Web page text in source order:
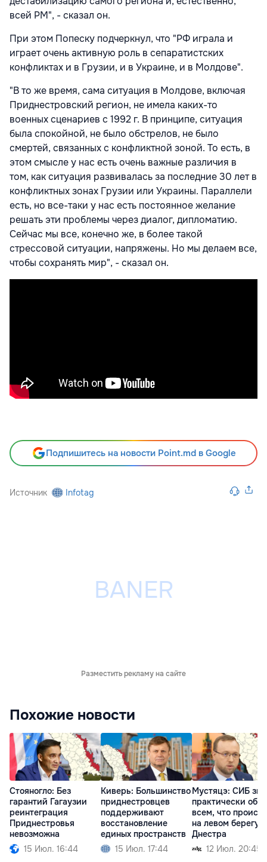
всей РМ", - сказал он.
При этом Попеску подчеркнул, что "РФ играла и
играет очень активную роль в сепаратистских
конфликтах и в Грузии, и в Украине, и в Молдове".
"В то же время, сама ситуация в Молдове, включая
Приднестровский регион, не имела каких-то
военных сценариев с 1992 г. В принципе, ситуация
была спокойной, не было обстрелов, не было
смертей, связанных с конфликтной зоной. То есть, в
этом смысле у нас есть очень важные различия в
том, как ситуация развивалась за последние 30 лет в
конфликтных зонах Грузии или Украины. Параллели
есть, но все-таки у нас есть постоянное желание
решать эти проблемы через диалог, дипломатию.
Сейчас мы все, конечно же, в более такой
стрессовой ситуации, напряжены. Но мы делаем все,
чтобы сохранять мир", - сказал он.
Подпишитесь на новости Point.md в Google
Источник Infotag
Разместить рекламу на сайте
Похожие новости
Стояногло: Без
гарантий Гагаузии
реинтеграция
Приднестровья
невозможна
15 Июл. 16:44
Киверь: Большинство
приднестровцев
поддерживают
восстановление
единых пространств
15 Июл. 17:44
Мустяцэ: СИБ
практически обо
всем, что
на левом берегу
Днестра
12 Июл. 20:45